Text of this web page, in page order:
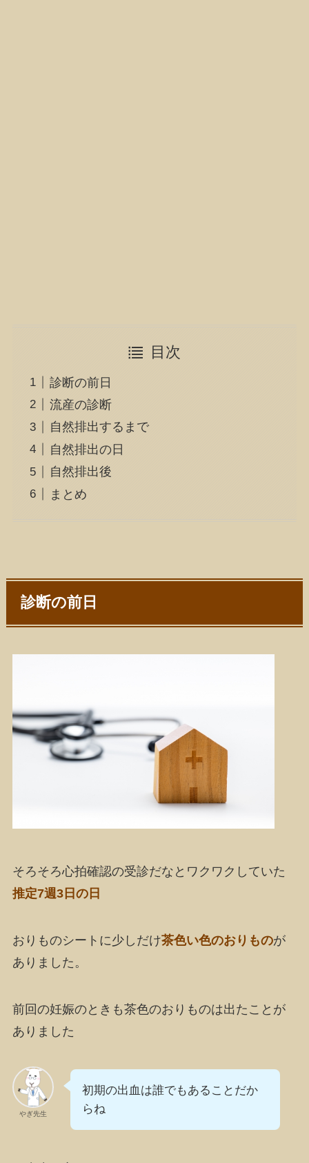
目次
診断の前日
流産の診断
自然排出するまで
自然排出の日
自然排出後
まとめ
診断の前日
そろそろ心拍確認の受診だなとワクワクしていた
推定7週3日の日
おりものシートに少しだけ茶色い色のおりものが
ありました。
前回の妊娠のときも茶色のおりものは出たことが
ありました
やぎ先生
初期の出血は誰でもあることだか
らね